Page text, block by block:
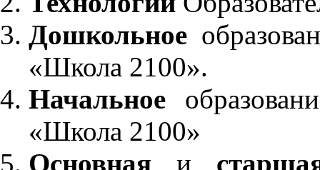
Дошкольное
«Школа 2100».
Начальное
«Школа 2100»
Основнаяи